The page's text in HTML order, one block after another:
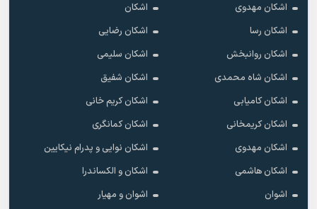
اشکان مهدوى
اشکان
اشکان رسا
اشکان رضایی
اشکان روانبخش
اشکان سلیمی
اشکان شاه محمدی
اشکان شفیق
اشکان کامیابی
اشکان کریم خانی
اشکان کریمخانی
اشکان کمانگری
اشکان مهدوی
اشکان نوایی و پدرام نیکایین
اشکان هاشمی
اشکان و الکساندرا
اشوان
اشوان و مهیار